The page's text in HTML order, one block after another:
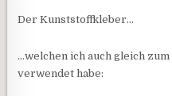
Der Kunststoffkleber…
…welchen ich auch gleich
verwendet habe: